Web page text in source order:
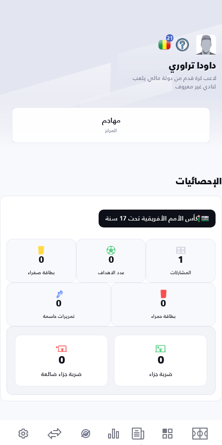
21
داودا تراوري
لاعب كرة قدم من دولة مالي يلعب
لنادي غير معروف
مهاجم
المركز
الإحصائيات
كأس الأمم الأفريقية تحت 17 سنة
1
المشاركات
0
عدد الاهداف
0
بطاقة صفراء
0
بطاقة حمراء
0
تمريرات حاسمة
0
ضربة جزاء
0
ضربة جزاء ضائعة